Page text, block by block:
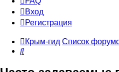
Вход
Регистрация
Крым-гид Список
Поиск